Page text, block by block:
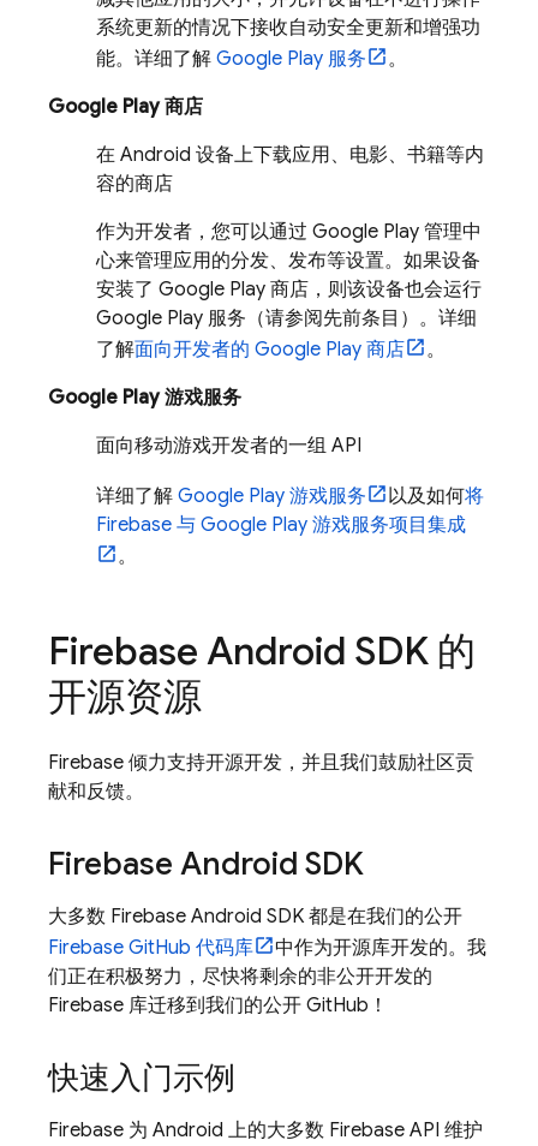
系统更新的情况下接收自动安全更新和增强功
能。详细了解 Google Play 服务
。
Google Play 商店
在 Android 设备上下载应用、电影、书籍等内
容的商店
作为开发者，您可以通过 Google Play 管理中
心来管理应用的分发、发布等设置。如果设备
安装了 Google Play 商店，则该设备也会运行
Google Play 服务（请参阅先前条目）。详细
了解面向开发者的 Google Play 商店
。
Google Play 游戏服务
面向移动游戏开发者的一组 API
详细了解 Google Play 游戏服务 以及如何将
Firebase 与 Google Play 游戏服务项目集成
。
Firebase Android SDK 的
开源资源
Firebase 倾力支持开源开发，并且我们鼓励社区贡
献和反馈。
Firebase Android SDK
大多数 Firebase Android SDK 都是在我们的公开
Firebase GitHub 代码库
中作为开源库开发的。我
们正在积极努力，尽快将剩余的非公开开发的
Firebase 库迁移到我们的公开 GitHub！
快速入门示例
Firebase 为 Android 上的大多数 Firebase API 维护